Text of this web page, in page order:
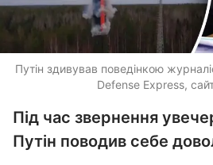
Путін здивував поведінкою
Defense Express,
Під час звернення
Путін поводив себе